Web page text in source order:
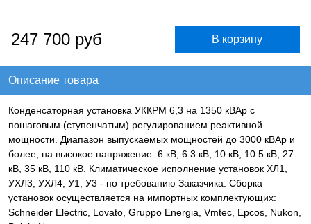
247 700 руб
Описание товара
Конденсаторная установка УККРМ 6,3 на 1350 кВАр с
пошаговым (ступенчатым) регулированием реактивной
мощности. Диапазон выпускаемых мощностей до 3000 кВАр и
более, на высокое напряжение: 6 кВ, 6.3 кВ, 10 кВ, 10.5 кВ, 27
кВ, 35 кВ, 110 кВ. Климатическое исполнение установок ХЛ1,
УХЛ3, УХЛ4, У1, У3 - по требованию Заказчика. Сборка
установок осуществляется на импортных комплектующих:
Schneider Electric, Lovato, Gruppo Energia, Vmtec, Epcos, Nukon,